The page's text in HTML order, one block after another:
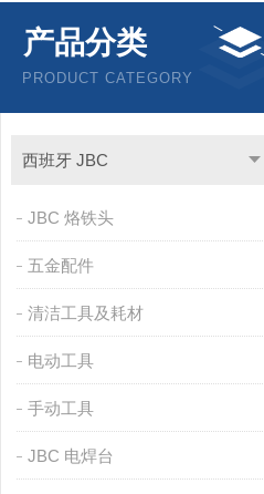
产品分类
PRODUCT CATEGORY
西班牙 JBC
JBC 烙铁头
五金配件
清洁工具及耗材
电动工具
手动工具
JBC 电焊台